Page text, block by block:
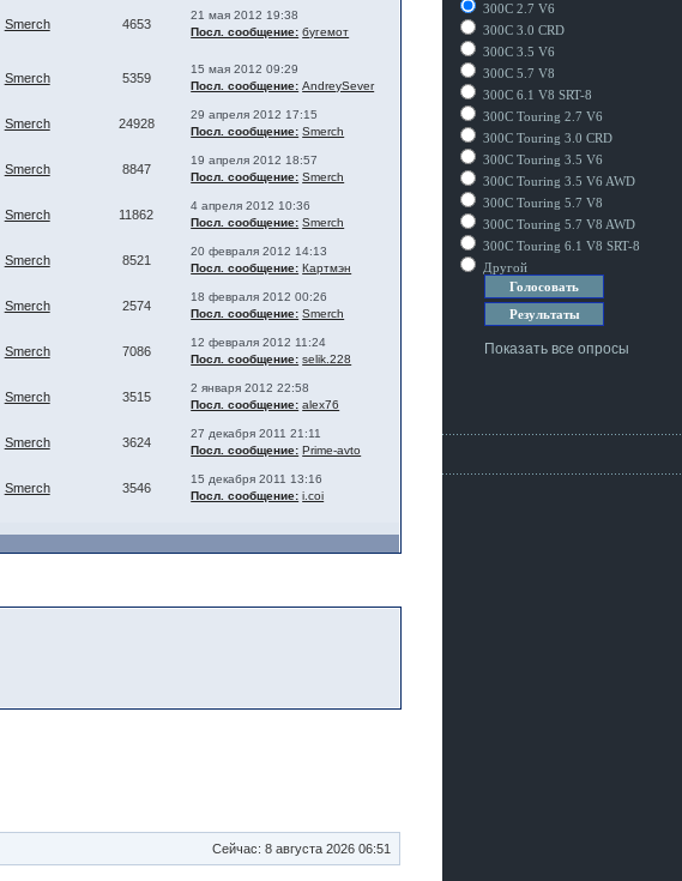
Smerch 4653
21 мая 2012 19:38
Посл. сообщение: бугемот
Smerch 5359
15 мая 2012 09:29
Посл. сообщение: AndreySever
Smerch 24928
29 апреля 2012 17:15
Посл. сообщение: Smerch
Smerch 8847
19 апреля 2012 18:57
Посл. сообщение: Smerch
Smerch 11862
4 апреля 2012 10:36
Посл. сообщение: Smerch
Smerch 8521
20 февраля 2012 14:13
Посл. сообщение: Картмэн
Smerch 2574
18 февраля 2012 00:26
Посл. сообщение: Smerch
Smerch 7086
12 февраля 2012 11:24
Посл. сообщение: selik.228
Smerch 3515
2 января 2012 22:58
Посл. сообщение: alex76
Smerch 3624
27 декабря 2011 21:11
Посл. сообщение: Prime-avto
Smerch 3546
15 декабря 2011 13:16
Посл. сообщение: i.coi
Сейчас: 8 августа 2026 06:51
300C 2.7 V6
300C 3.0 CRD
300C 3.5 V6
300C 5.7 V8
300C 6.1 V8 SRT-8
300C Touring 2.7 V6
300C Touring 3.0 CRD
300C Touring 3.5 V6
300C Touring 3.5 V6 AWD
300C Touring 5.7 V8
300C Touring 5.7 V8 AWD
300C Touring 6.1 V8 SRT-8
Другой
Показать все опросы